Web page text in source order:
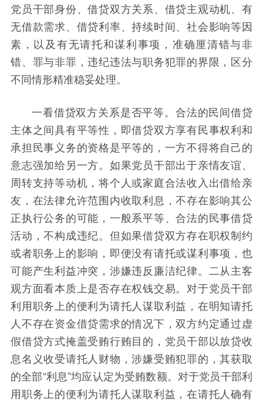
党员干部身份、借贷双方关系、借贷主观动机、有
无借款需求、借贷利率、持续时间、社会影响等因
素，以及有无请托和谋利事项，准确厘清错与非
错、罪与非罪，违纪违法与职务犯罪的界限，区分
不同情形精准稳妥处理。
一看借贷双方关系是否平等。合法的民间借贷
主体之间具有平等性，即借贷双方享有民事权利和
承担民事义务的资格是平等的，一方不得将自己的
意志强加给另一方。如果党员干部出于亲情友谊、
周转支持等动机，将个人或家庭合法收入出借给亲
友，在法律允许范围内收取利息，不存在影响其公
正执行公务的可能，一般系平等、合法的民事借贷
活动，不构成违纪。但如果借贷双方存在职权制约
或者职务上的影响，即便没有请托或谋利事项，也
可能产生利益冲突，涉嫌违反廉洁纪律。二从主客
观方面看本质上是否存在权钱交易。对于党员干部
利用职务上的便利为请托人谋取利益，在明知请托
人不存在资金借贷需求的情况下，双方约定通过虚
假借贷方式掩盖受贿行贿目的，党员干部以放贷收
息名义收受请托人财物，涉嫌受贿犯罪的，其获取
的全部“利息”均应认定为受贿数额。对于党员干部利
用职务上的便利为请托人谋取利益，在请托人确有